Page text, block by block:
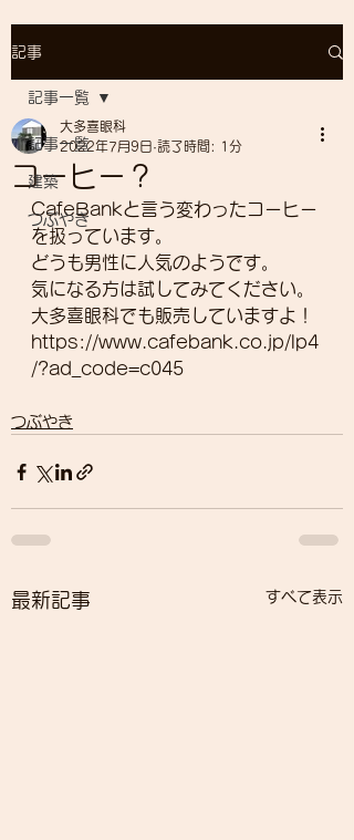
記事
記事一覧
建築
つぶやき
記事一覧
コーヒー？
大多喜眼科
2022年7月9日 読了時間: 1分
CafeBankと言う変わったコーヒー
を扱っています。
どうも男性に人気のようです。
気になる方は試してみてください。
大多喜眼科でも販売していますよ！
https://www.cafebank.co.jp/lp4
/?ad_code=c045
つぶやき
最新記事 すべて表示